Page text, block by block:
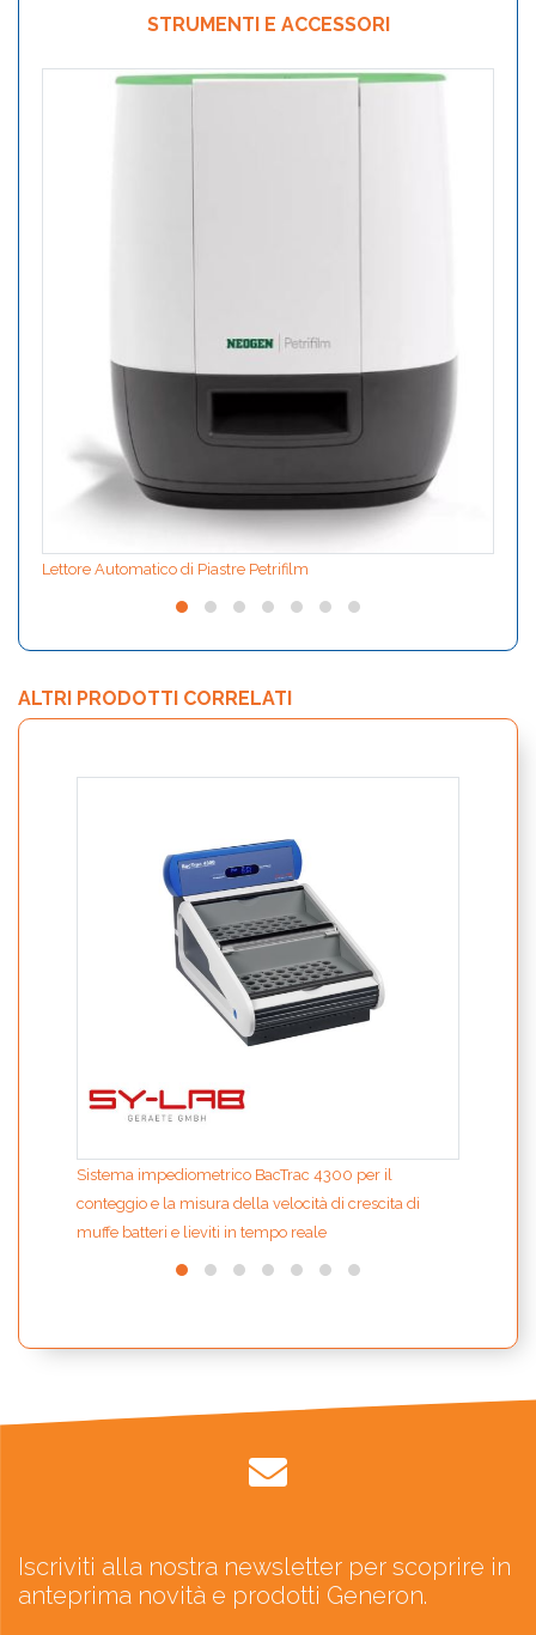
STRUMENTI E ACCESSORI
Lettore Automatico di Piastre Petrifilm
ALTRI PRODOTTI CORRELATI
Sistema impediometrico BacTrac 4300 per il
conteggio e la misura della velocità di crescita di
muffe batteri e lieviti in tempo reale
Iscriviti alla nostra newsletter per scoprire in
anteprima novità e prodotti Generon.